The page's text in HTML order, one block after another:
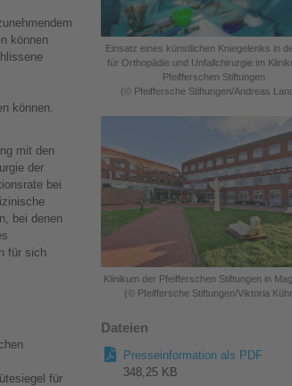
können
können.
mit den
der
bei
bei denen
für sich
für
Einsatz eines künstlichen Kniegelenks in
für Orthopädie und Unfallchirurgie im
Pfeifferschen Stiftungen
(© Pfeiffersche Stiftungen/Andreas
Klinikum der Pfeifferschen Stiftungen in
(© Pfeiffersche Stiftungen/Viktoria
Dateien
Presseinformation als PDF
348,25 KB